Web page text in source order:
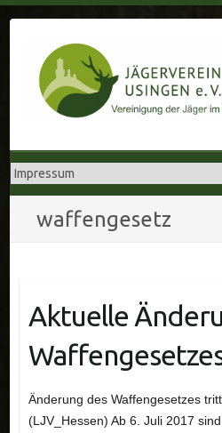
waffengesetz
Aktuelle
Änderung des Waffengesetzes
(LJV_Hessen) Ab 6. Juli 2017